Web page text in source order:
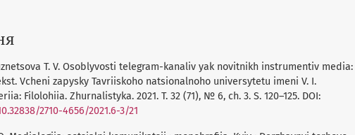
T. V. Osoblyvosti telegram-kanaliv yak novitnikh instrumentiv media:
Vcheni zapysky Tavriiskoho natsionalnoho universytetu imeni V. I.
Filolohiia. Zhurnalistyka. 2021. T. 32 (71), № 6, ch. 3. S. 120–125. DOI:
2710-4656/2021.6-3/21